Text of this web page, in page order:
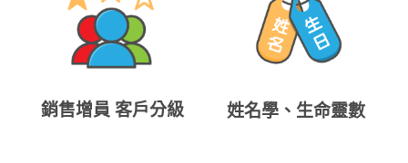
銷售增員 客戶分級 姓名學、生命靈數